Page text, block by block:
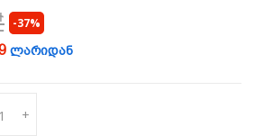
-37%
ლარიდან
+